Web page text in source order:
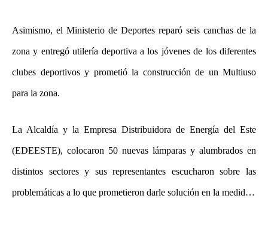
Asimismo, el Ministerio de Deportes reparó seis canchas de la
zona y entregó utilería deportiva a los jóvenes de los diferentes
clubes deportivos y prometió la construcción de un Multiuso
para la zona.
La Alcaldía y la Empresa Distribuidora de Energía del Este
(EDEESTE), colocaron 50 nuevas lámparas y alumbrados en
distintos sectores y sus representantes escucharon sobre las
problemáticas a lo que prometieron darle solución en la medid…